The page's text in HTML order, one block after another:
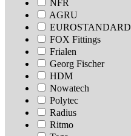
NFR
AGRU
EUROSTANDARD
FOX Fittings
Frialen
Georg Fischer
HDM
Nowatech
Polytec
Radius
Ritmo